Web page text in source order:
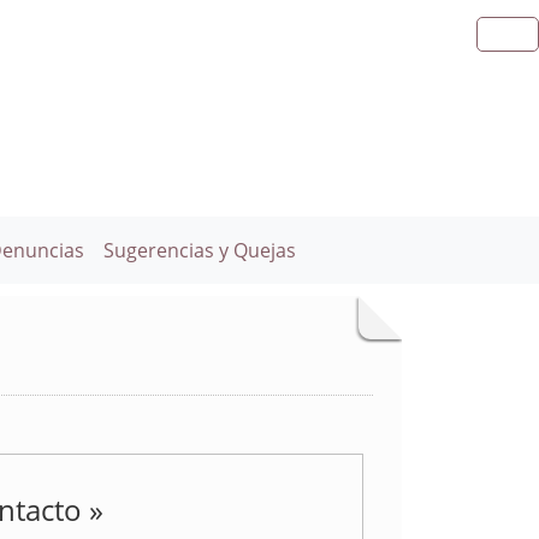
Sugerencias y Quejas
»